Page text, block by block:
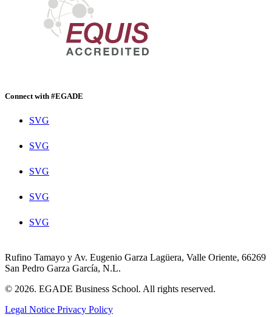
Connect with #EGADE
SVG
SVG
SVG
SVG
SVG
Rufino Tamayo y Av. Eugenio Garza Lagüera, Valle Oriente, 66269
San Pedro Garza García, N.L.
© 2026. EGADE Business School. All rights reserved.
Legal Notice Privacy Policy